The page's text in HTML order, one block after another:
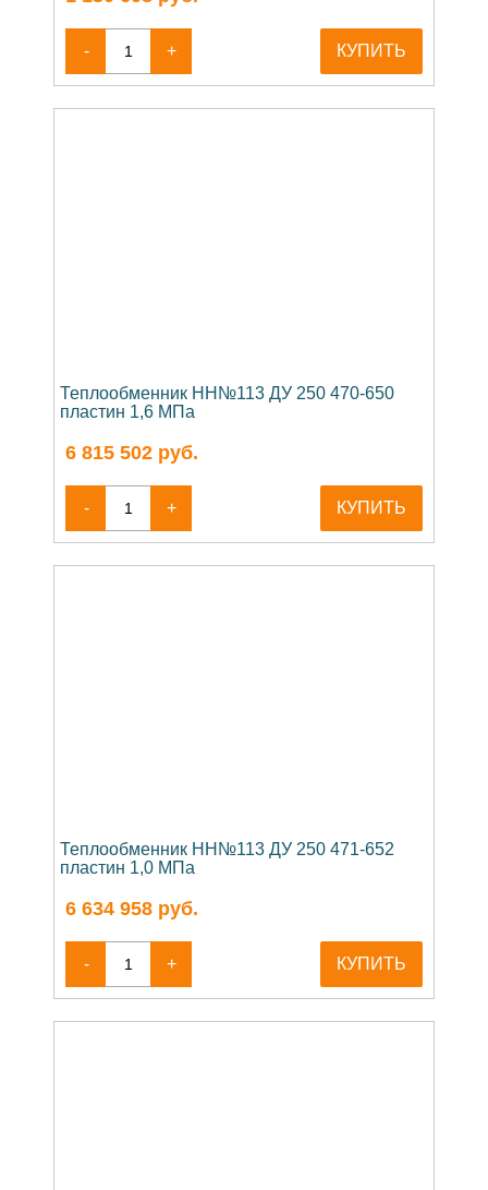
- + КУПИТЬ
Теплообменник НН№113 ДУ 250 470-650
пластин 1,6 МПа
6 815 502 руб.
- + КУПИТЬ
Теплообменник НН№113 ДУ 250 471-652
пластин 1,0 МПа
6 634 958 руб.
- + КУПИТЬ